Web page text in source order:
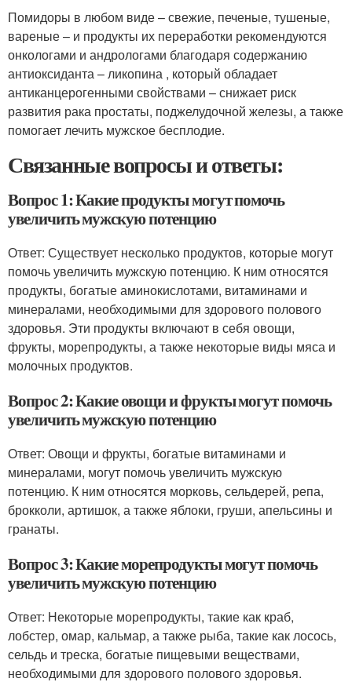
Помидоры в любом виде – свежие, печеные, тушеные,
вареные – и продукты их переработки рекомендуются
онкологами и андрологами благодаря содержанию
антиоксиданта – ликопина , который обладает
антиканцерогенными свойствами – снижает риск
развития рака простаты, поджелудочной железы, а также
помогает лечить мужское бесплодие.
Связанные вопросы и ответы:
Вопрос 1: Какие продукты могут помочь
увеличить мужскую потенцию
Ответ: Существует несколько продуктов, которые могут
помочь увеличить мужскую потенцию. К ним относятся
продукты, богатые аминокислотами, витаминами и
минералами, необходимыми для здорового полового
здоровья. Эти продукты включают в себя овощи,
фрукты, морепродукты, а также некоторые виды мяса и
молочных продуктов.
Вопрос 2: Какие овощи и фрукты могут помочь
увеличить мужскую потенцию
Ответ: Овощи и фрукты, богатые витаминами и
минералами, могут помочь увеличить мужскую
потенцию. К ним относятся морковь, сельдерей, репа,
брокколи, артишок, а также яблоки, груши, апельсины и
гранаты.
Вопрос 3: Какие морепродукты могут помочь
увеличить мужскую потенцию
Ответ: Некоторые морепродукты, такие как краб,
лобстер, омар, кальмар, а также рыба, такие как лосось,
сельдь и треска, богатые пищевыми веществами,
необходимыми для здорового полового здоровья.